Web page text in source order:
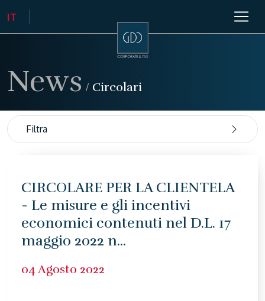
News / Circolari
Filtra
CIRCOLARE PER LA CLIENTELA
- Le misure e gli incentivi
economici contenuti nel D.L. 17
maggio 2022 n...
04 Agosto 2022